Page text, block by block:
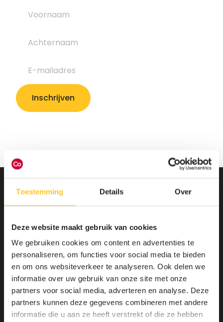
Toestemming Details Over
Deze website maakt gebruik van cookies
We gebruiken cookies om content en advertenties te
personaliseren, om functies voor social media te bieden
en om ons websiteverkeer te analyseren. Ook delen we
informatie over uw gebruik van onze site met onze
partners voor social media, adverteren en analyse. Deze
partners kunnen deze gegevens combineren met andere
informatie die u aan ze heeft verstrekt of die ze hebben